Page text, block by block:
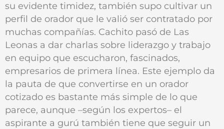
su evidente timidez, también supo cultivar un
perfil de orador que le valió ser contratado por
muchas compañías. Cachito pasó de Las
Leonas a dar charlas sobre liderazgo y trabajo
en equipo que escucharon, fascinados,
empresarios de primera línea. Este ejemplo da
la pauta de que convertirse en un orador
cotizado es bastante más simple de lo que
parece, aunque –según los expertos– el
aspirante a gurú también tiene que seguir un